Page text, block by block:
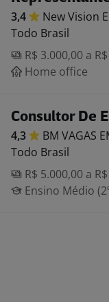
3,4 New Vision
Todo Brasil
R$ 3.000,00 a
Home office
Consultor De
4,3 BM VAGAS
Todo Brasil
R$ 5.000,00 a
Ensino Médio